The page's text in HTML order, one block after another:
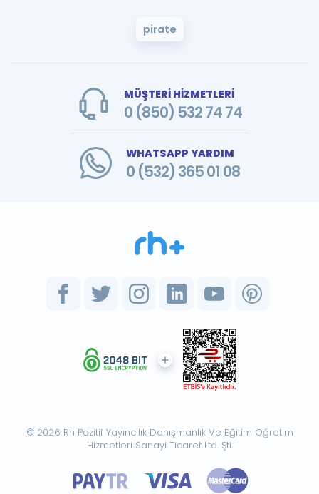
pirate
MÜŞTERİ HİZMETLERİ
0 (850) 532 74 74
WHATSAPP YARDIM
0 (532) 365 01 08
© 2026 Rh Pozitif Yayıncılık Danışmanlık Ve Eğitim Öğretim
Hizmetleri Sanayi Ticaret Ltd. Şti.